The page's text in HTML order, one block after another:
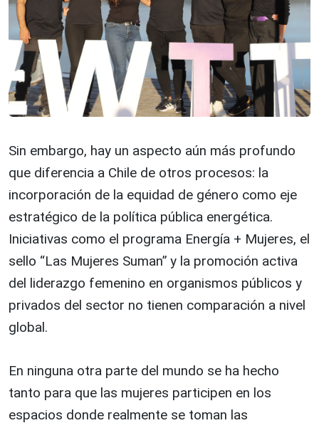
Sin embargo, hay un aspecto aún más profundo
que diferencia a Chile de otros procesos: la
incorporación de la equidad de género como eje
estratégico de la política pública energética.
Iniciativas como el programa Energía + Mujeres, el
sello “Las Mujeres Suman” y la promoción activa
del liderazgo femenino en organismos públicos y
privados del sector no tienen comparación a nivel
global.
En ninguna otra parte del mundo se ha hecho
tanto para que las mujeres participen en los
espacios donde realmente se toman las